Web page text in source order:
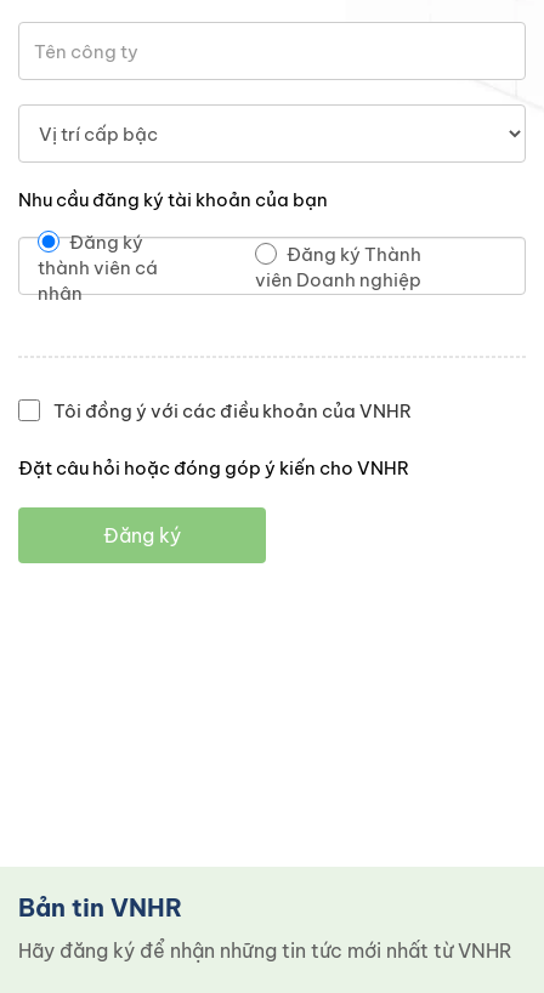
Nhu cầu đăng ký tài khoản của bạn
Đăng ký
thành viên cá
nhân
Đăng ký Thành
viên Doanh nghiệp
Tôi đồng ý với các điều khoản của VNHR
Đặt câu hỏi hoặc đóng góp ý kiến cho VNHR
Đăng ký
Bản tin VNHR
Hãy đăng ký để nhận những tin tức mới nhất từ ​​VNHR